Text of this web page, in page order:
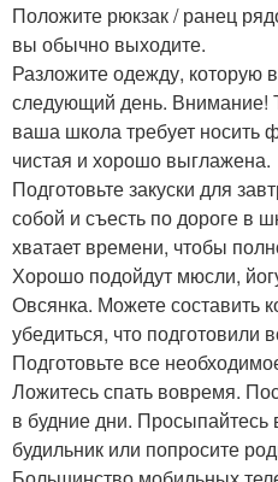
Положите рюкзак / ранец
вы обычно выходите.
Разложите одежду, которую
следующий день. Внимание!
ваша школа требует носить
чистая и хорошо выглажена.
Подготовьте закуски для
собой и съесть по дороге в
хватает времени, чтобы
Хорошо подойдут мюсли,
Овсянка. Можете составить
убедиться, что
Подготовьте все
Ложитесь спать вовремя.
в будние дни. Просыпайтесь
будильник или попросите